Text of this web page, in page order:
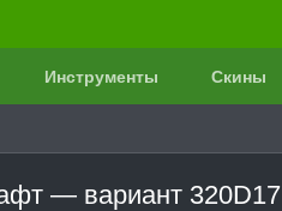
Инструменты Скины
— вариант 320D17